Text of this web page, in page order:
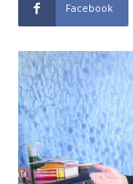
Facebook